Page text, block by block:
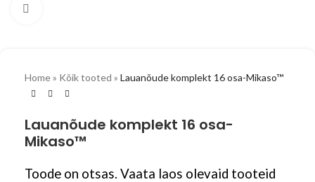
Home» Kõik tooted » Lauanõude komplekt 16 osa-Mikaso™
Lauanõude komplekt 16 osa-
Mikaso™
Toode on otsas. Vaata laos olevaid tooteid